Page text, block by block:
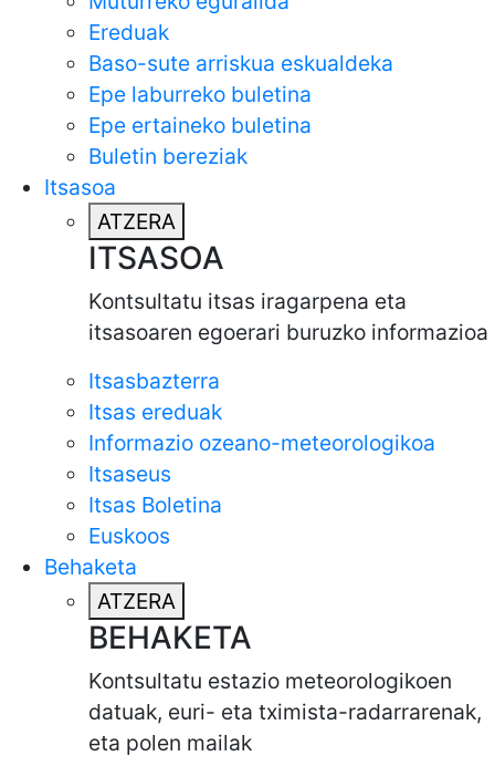
Ereduak
Baso-sute arriskua eskualdeka
Epe laburreko buletina
Epe ertaineko buletina
Buletin bereziak
Itsasoa
ATZERA
ITSASOA
Kontsultatu itsas iragarpena eta
itsasoaren egoerari buruzko informazioa
Itsasbazterra
Itsas ereduak
Informazio ozeano-meteorologikoa
Itsaseus
Itsas Boletina
Euskoos
Behaketa
ATZERA
BEHAKETA
Kontsultatu estazio meteorologikoen
datuak, euri- eta tximista-radarrarenak,
eta polen mailak